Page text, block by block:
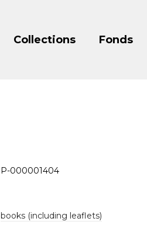
Collections Fonds
P-000001404
books (including leaflets)